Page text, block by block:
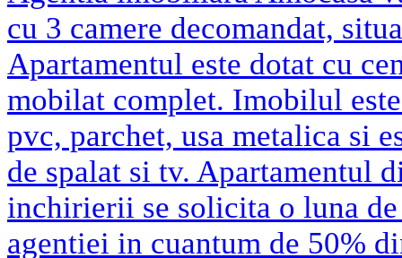
cu 3 camere decomandat,
Apartamentul este dotat cu
mobilat complet. Imobilul
pvc, parchet, usa metalica si
de spalat si tv. Apartamentul
inchirierii se solicita o luna
agentiei in cuantum de 50%